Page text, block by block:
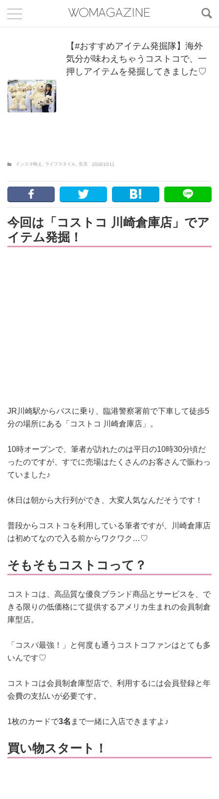
【#おすすめアイテム発掘隊】海外
気分が味わえちゃうコストコで、一
押しアイテムを発掘してきました♡
インスタ映え , ライフスタイル, 生活 2018/10/11
今回は「コストコ 川崎倉庫店」でア
イテム発掘！
JR川崎駅からバスに乗り、臨港警察署前で下車して徒歩5
分の場所にある「コストコ 川崎倉庫店」。
10時オープンで、筆者が訪れたのは平日の10時30分頃だ
ったのですが、すでに売場はたくさんのお客さんで賑わっ
ていました♪
休日は朝から大行列ができ、大変人気なんだそうです！
普段からコストコを利用している筆者ですが、川崎倉庫店
は初めてなので入る前からワクワク…♡
そもそもコストコって？
コストコは、 高品質な優良ブランド商品とサービスを、で
きる限りの低価格にて提供するアメリカ生まれの会員制倉
庫型店。
「コスパ最強！」と何度も通うコストコファンはとても多
いんです♡
コストコは会員制倉庫型店で、利用するには会員登録と年
会費の支払いが必要です。
1枚のカードで3名 まで一緒に入店できますよ♪
買い物スタート！